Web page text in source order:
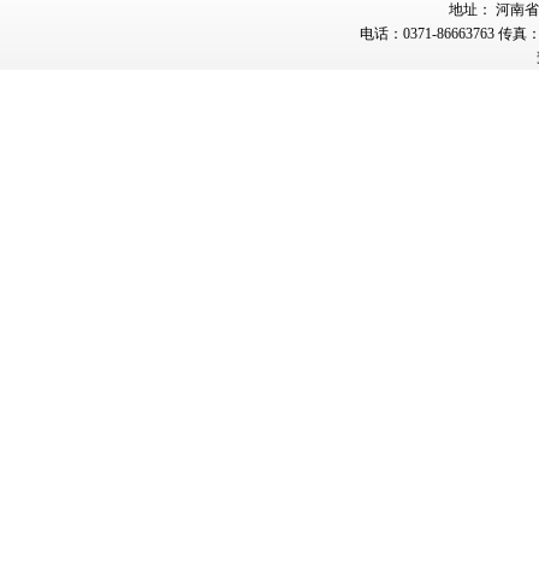
地址： 河南
电话：0371-86663763 传真